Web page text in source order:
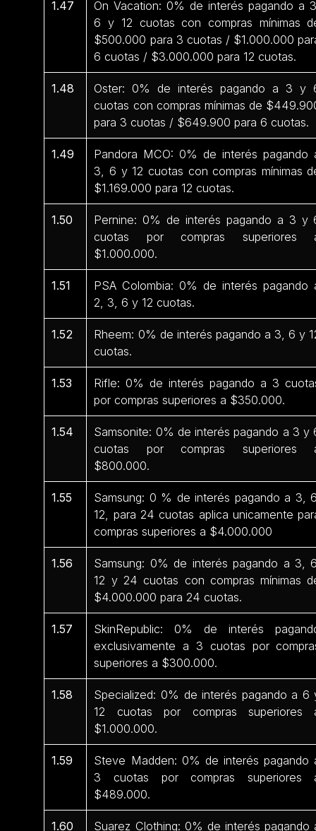
1.47
On Vacation: 0% de interés pagando a
6 y 12 cuotas con compras mínimas
$500.000 para 3 cuotas / $1.000.000
6 cuotas / $3.000.000 para 12 cuotas.
1.48
Oster: 0% de interés pagando a 3 y
cuotas con compras mínimas de
para 3 cuotas / $649.900 para 6 cuotas.
1.49
Pandora MCO: 0% de interés pagando
3, 6 y 12 cuotas con compras mínimas
$1.169.000 para 12 cuotas.
1.50
Pernine: 0% de interés pagando a 3 y
cuotas por compras superiores
$1.000.000.
1.51
PSA Colombia: 0% de interés pagando
2, 3, 6 y 12 cuotas.
1.52
Rheem: 0% de interés pagando a 3, 6 y
cuotas.
1.53
Rifle: 0% de interés pagando a 3
por compras superiores a $350.000.
1.54
Samsonite: 0% de interés pagando a 3 y
cuotas por compras superiores
$800.000.
1.55
Samsung: 0 % de interés pagando a 3,
12, para 24 cuotas aplica unicamente
compras superiores a $4.000.000
1.56
Samsung: 0% de interés pagando a 3,
12 y 24 cuotas con compras mínimas
$4.000.000 para 24 cuotas.
1.57
SkinRepublic: 0% de interés
exclusivamente a 3 cuotas por
superiores a $300.000.
1.58
Specialized: 0% de interés pagando a 6
12 cuotas por compras superiores
$1.000.000.
1.59
Steve Madden: 0% de interés pagando
3 cuotas por compras superiores
$489.000.
1.60 Suarez Clothing: 0% de interés pagando